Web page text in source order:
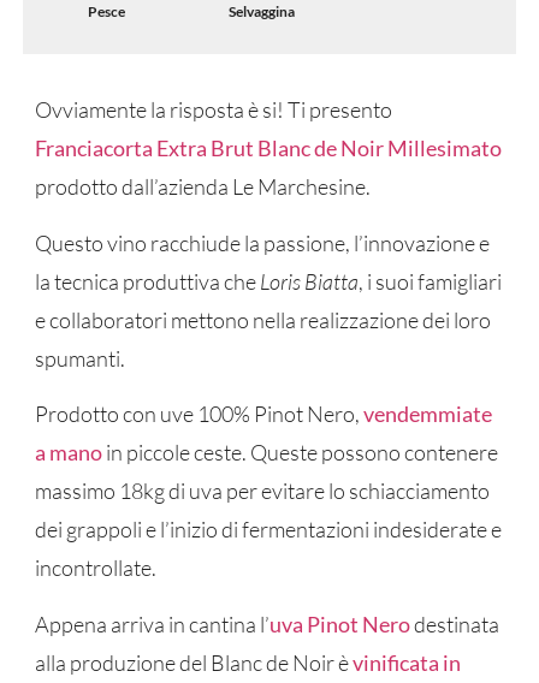
Pesce
Selvaggina
Ovviamente la risposta è si! Ti presento
Franciacorta Extra Brut Blanc de Noir Millesimato
prodotto dall’azienda Le Marchesine.
Questo vino racchiude la passione, l’innovazione e
la tecnica produttiva cheLoris Biatta, i suoi famigliari
e collaboratori mettono nella realizzazione dei loro
spumanti.
Prodotto con uve 100% Pinot Nero,vendemmiate
a manoin piccole ceste. Queste possono contenere
massimo 18kg di uva per evitare lo schiacciamento
dei grappoli e l’inizio di fermentazioni indesiderate e
incontrollate.
Appena arriva in cantina l’uva Pinot Nerodestinata
alla produzione del Blanc de Noir èvinificata in